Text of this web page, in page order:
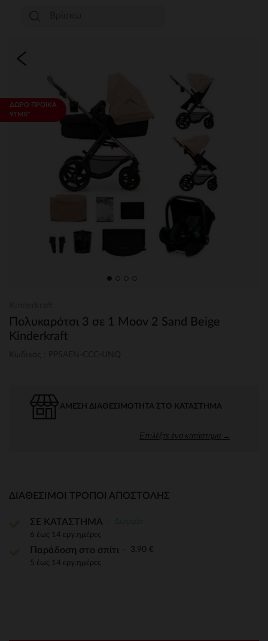
ΔΩΡΟ ΠΡΟΙΚΑ
9ΤΜΧ*
Πολυκαρότσι 3 σε 1 Moov 2 Sand Beige
Kinderkraft
ΆΜΕΣΗ ΔΙΑΘΕΣΙΜΌΤΗΤΑ ΣΤΟ ΚΑΤΆΣΤΗΜΑ
Επιλέξτε ένα κατάστημα →
ΔΙΑΘΈΣΙΜΟΙ ΤΡΌΠΟΙ ΑΠΟΣΤΟΛΉΣ
ΣΕ ΚΑΤΑΣΤΗΜΑ
6 έως 14 εργ.ημέρες
Παράδοση στο σπίτι 3,90 €
5 έως 14 εργ.ημέρες